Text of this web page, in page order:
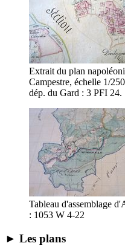
Extrait du plan
Campestre, échelle 1/
dép. du Gard : 3 PFI 24.
Tableau d'assemblage
: 1053 W 4-22
► Les plans